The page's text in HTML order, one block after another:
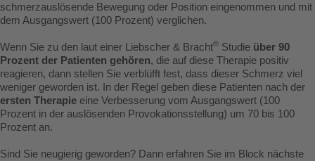
schmerzauslösende Bewegung oder Position eingenommen und mit
dem Ausgangswert (100 Prozent) verglichen.
Wenn Sie zu den laut einer Liebscher & Bracht® Studie über 90
Prozent der Patienten gehören, die auf diese Therapie positiv
reagieren, dann stellen Sie verblüfft fest, dass dieser Schmerz viel
weniger geworden ist. In der Regel geben diese Patienten nach der
ersten Therapie eine Verbesserung vom Ausgangswert (100
Prozent in der auslösenden Provokationsstellung) um 70 bis 100
Prozent an.
Sind Sie neugierig geworden? Dann erfahren Sie im Block nächste